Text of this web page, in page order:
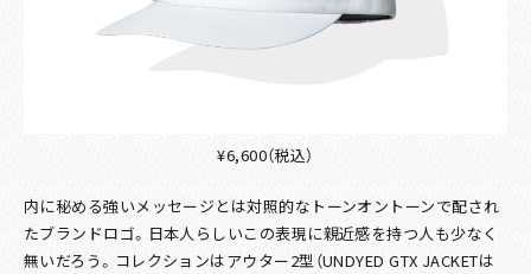
¥6,600（税込）
内に秘める強いメッセージとは対照的なトーンオントーンで配され
たブランドロゴ。日本人らしいこの表現に親近感を持つ人も少なく
無いだろう。コレクションはアウター2型（UNDYED GTX JACKETは